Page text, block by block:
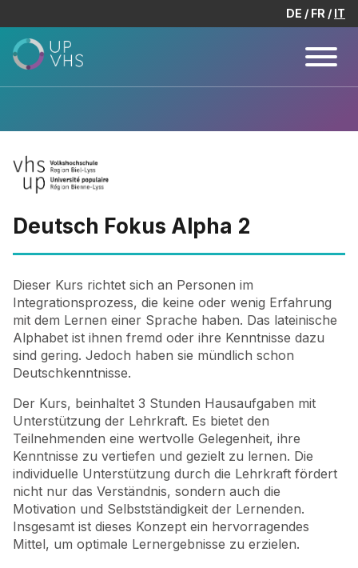
DE FR IT
Deutsch Fokus Alpha 2
Dieser Kurs richtet sich an Personen im
Integrationsprozess, die keine oder wenig Erfahrung
mit dem Lernen einer Sprache haben. Das lateinische
Alphabet ist ihnen fremd oder ihre Kenntnisse dazu
sind gering. Jedoch haben sie mündlich schon
Deutschkenntnisse.
Der Kurs, beinhaltet 3 Stunden Hausaufgaben mit
Unterstützung der Lehrkraft. Es bietet den
Teilnehmenden eine wertvolle Gelegenheit, ihre
Kenntnisse zu vertiefen und gezielt zu lernen. Die
individuelle Unterstützung durch die Lehrkraft fördert
nicht nur das Verständnis, sondern auch die
Motivation und Selbstständigkeit der Lernenden.
Insgesamt ist dieses Konzept ein hervorragendes
Mittel, um optimale Lernergebnisse zu erzielen.